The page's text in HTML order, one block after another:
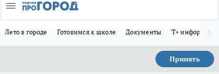
Лето в городе Готовимся к школе Документы Т+
Принять